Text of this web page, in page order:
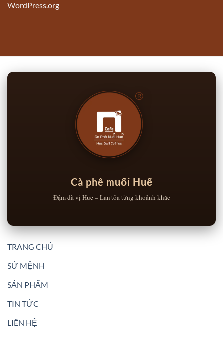
WordPress.org
Cà phê muối Huế
Đậm đà vị Huế – Lan tỏa từng khoảnh khắc
TRANG CHỦ
SỨ MỆNH
SẢN PHẨM
TIN TỨC
LIÊN HỆ